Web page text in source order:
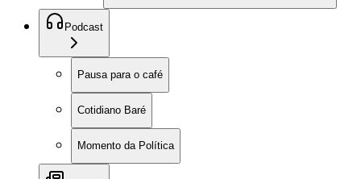
Podcast
Pausa para o café
Cotidiano Baré
Momento da Política